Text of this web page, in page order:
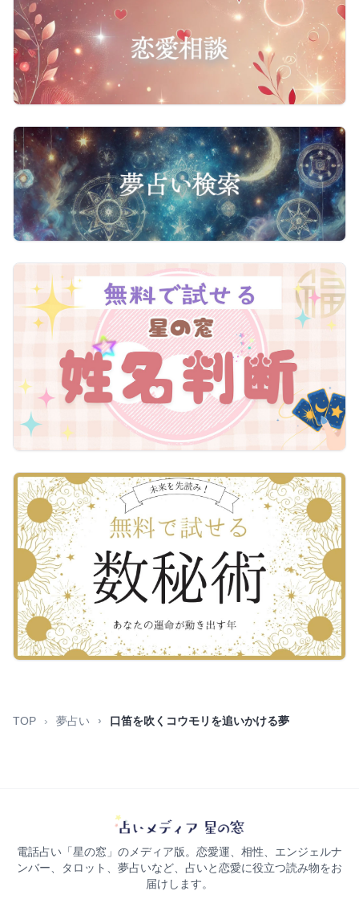
TOP 夢占い 口笛を吹くコウモリを追いかける夢
電話占い「星の窓」のメディア版。恋愛運、相性、エンジェルナ
ンバー、タロット、夢占いなど、占いと恋愛に役立つ読み物をお
届けします。